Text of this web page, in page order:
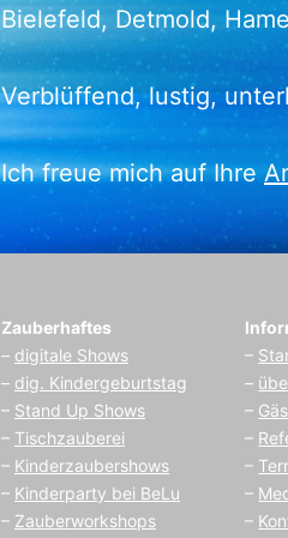
Bielefeld, Detmold,
Verblüffend, lustig,
Ich freue mich auf Ihre
Zauberhaftes
– digitale Shows
– dig. Kindergeburtstag
– Stand Up Shows
– Tischzauberei
– Kinderzaubershows
– Kinderparty bei BeLu
– Zauberworkshops
–
–
–
–
–
–
–